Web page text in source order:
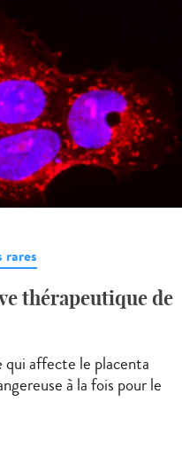
rares
thérapeutique de
qui affecte le placenta
à la fois pour le